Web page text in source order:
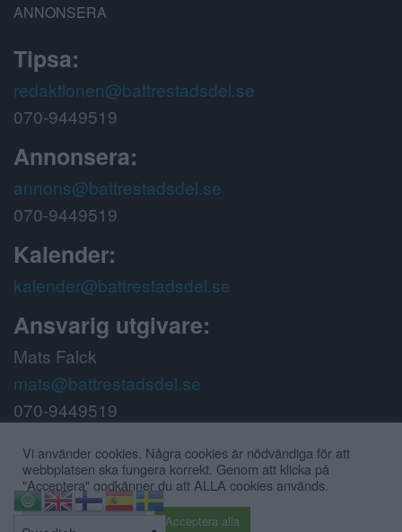
ANNONSERA
Tipsa:
redaktionen@battrestadsdel.se
070-9449519
Annonsera:
annons@battrestadsdel.se
070-9449519
Kalender:
kalender@battrestadsdel.se
Ansvarig utgivare:
Mats Falck
mats@battrestadsdel.se
070-9449519
Följ oss på:
Vi använder cookies. Några cookies är nödvändiga för att
webbplatsen ska fungera korrekt. Genom att klicka på
"Acceptera" godkänner du att ALLA cookies används.
Acceptera alla